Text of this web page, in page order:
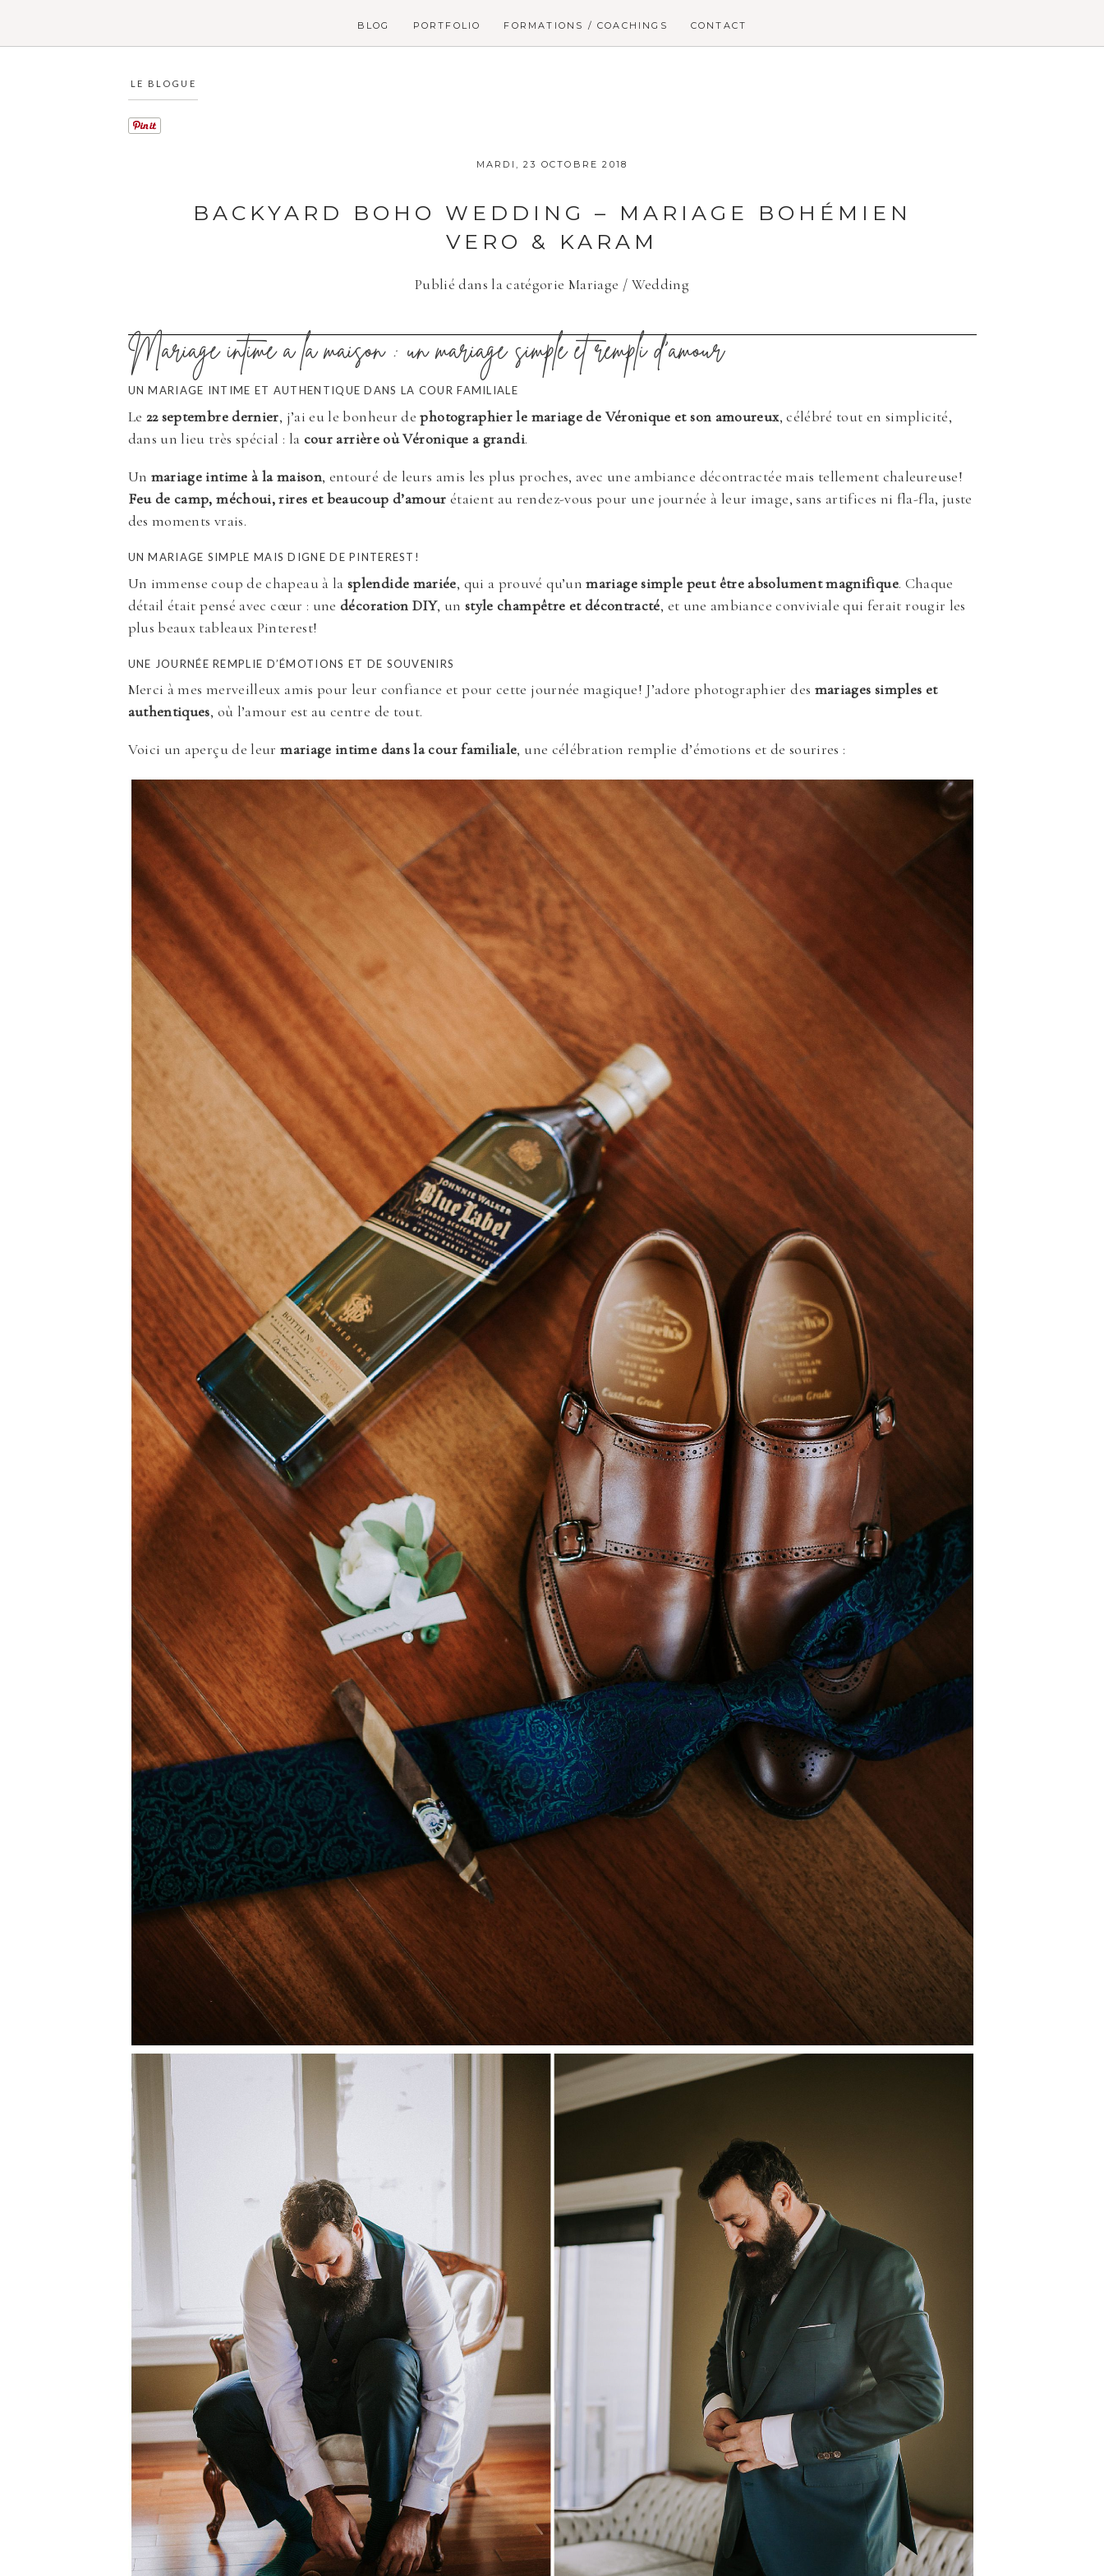
BLOG PORTFOLIO FORMATIONS / COACHINGS CONTACT
LE BLOGUE
MARDI, 23 OCTOBRE 2018
BACKYARD BOHO WEDDING – MARIAGE BOHÉMIEN
VERO & KARAM
Publié dans la catégorie Mariage / Wedding
Mariage intime à la maison : un mariage simple et rempli d’amour
UN MARIAGE INTIME ET AUTHENTIQUE DANS LA COUR FAMILIALE
Le 22 septembre dernier, j’ai eu le bonheur dephotographier le mariage de Véronique et son amoureux, célébré tout en simplicité,
dans un lieu très spécial : la cour arrière où Véronique a grandi.
Un mariage intime à la maison, entouré de leurs amis les plus proches, avec une ambiance décontractée mais tellement chaleureuse!
Feu de camp, méchoui, rires et beaucoup d’amour étaient au rendez-vous pour une journée à leur image, sans artifices ni fla-fla, juste
des moments vrais.
UN MARIAGE SIMPLE MAIS DIGNE DE PINTEREST!
Un immense coup de chapeau à lasplendide mariée, qui a prouvé qu’unmariage simple peut être absolument magnifique. Chaque
détail était pensé avec cœur : unedécoration DIY, un style champêtre et décontracté, et une ambiance conviviale qui ferait rougir les
plus beaux tableaux Pinterest!
UNE JOURNÉE REMPLIE D’ÉMOTIONS ET DE SOUVENIRS
Merci à mes merveilleux amis pour leur confiance et pour cette journée magique! J’adore photographier des mariages simples et
authentiques, où l’amour est au centre de tout.
Voici un aperçu de leurmariage intime dans la cour familiale, une célébration remplie d’émotions et de sourires :